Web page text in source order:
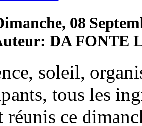
08
DA FONTE
soleil,
tous les
réunis ce